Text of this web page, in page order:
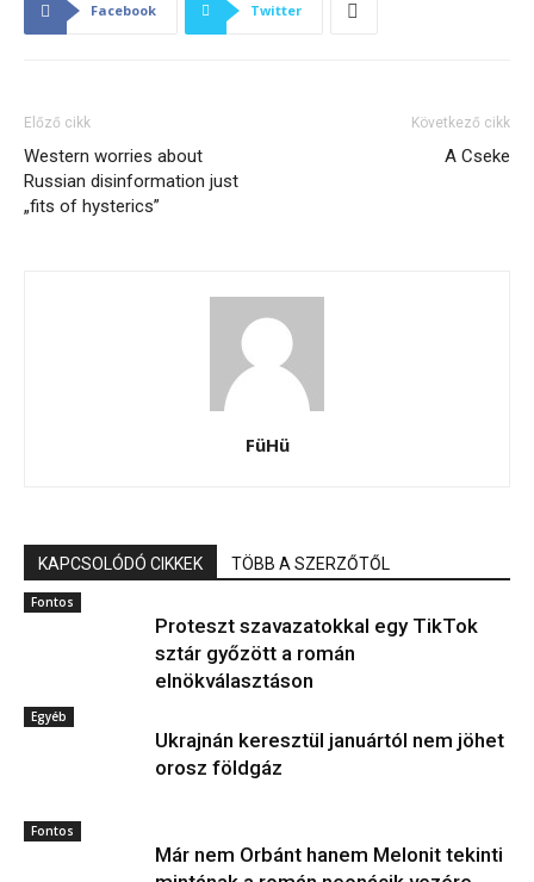
Facebook Twitter
Előző cikk
Western worries about
Russian disinformation just
„fits of hysterics”
Következő cikk
A Cseke
FüHü
KAPCSOLÓDÓ CIKKEK TÖBB A SZERZŐTŐL
Fontos
Proteszt szavazatokkal egy TikTok
sztár győzött a román
elnökválasztáson
Egyéb
Ukrajnán keresztül januártól nem jöhet
orosz földgáz
Fontos
Már nem Orbánt hanem Melonit tekinti